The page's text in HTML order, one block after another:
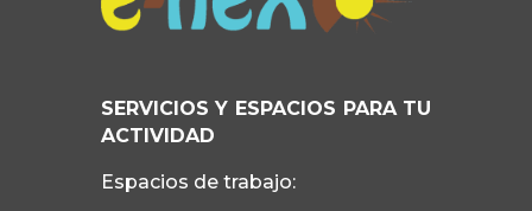
SERVICIOS Y ESPACIOS PARA TU
ACTIVIDAD
Espacios de trabajo: